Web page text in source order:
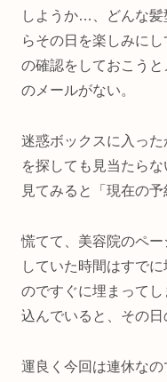
しようか…、どんな
らその日を楽しみに
の確認をしておこう
のメールがない。
迷惑ボックスに入っ
を探しても見当たら
見てみると「現在の
慌てて、美容院のペ
していた時間はすで
のですぐに埋まって
込んでいると、その日
運良く今回は連休な